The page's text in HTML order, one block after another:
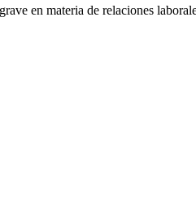
en materia de relaciones